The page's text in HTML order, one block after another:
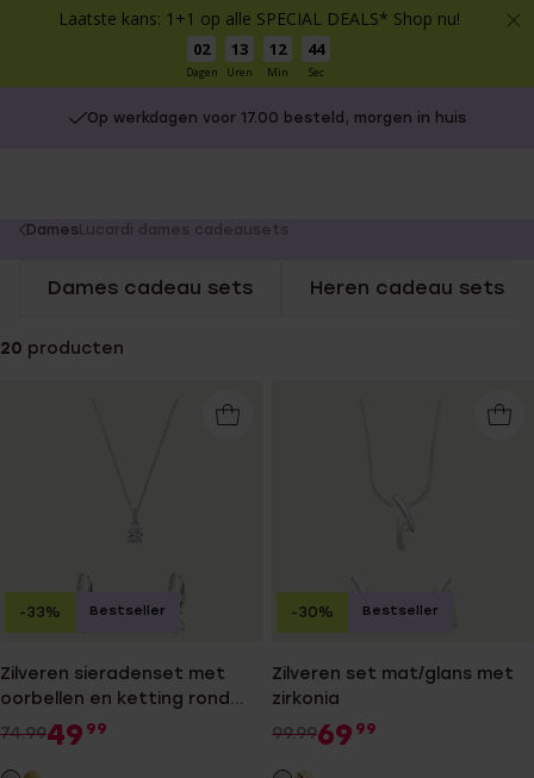
Laatste kans: 1+1 op alle SPECIAL DEALS* Shop nu!
02
Dagen
13
Uren
12
Min
43
Sec
Op werkdagen voor 17.00 besteld, morgen in huis
You
here:
DamesLucardi dames cadeausets
Dames cadeau sets Heren cadeau sets
20 producten
Zilveren sieradenset met
oorbellen en ketting rond
zirkonia
74.9949 99
-33% Bestseller
Zilveren set mat/glans met
zirkonia
99.9969 99
-30% Bestseller